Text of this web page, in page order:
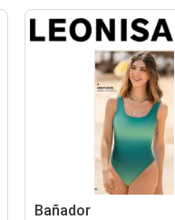
Bañador